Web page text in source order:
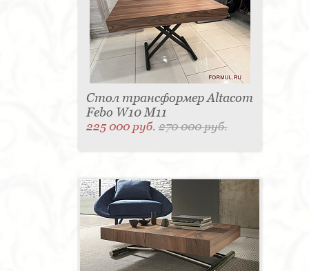
Стол трансформер Altacom
Febo W10 M11
225 000 руб.270 000 руб.